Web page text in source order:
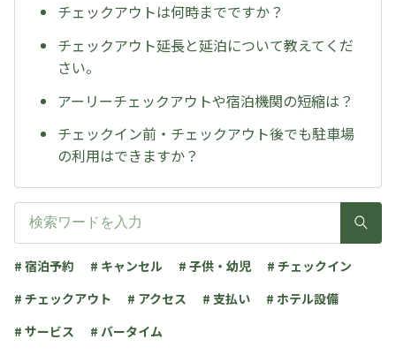
チェックアウトは何時までですか？
チェックアウト延長と延泊について教えてくだ
さい。
アーリーチェックアウトや宿泊機関の短縮は？
チェックイン前・チェックアウト後でも駐車場
の利用はできますか？
# 宿泊予約 # キャンセル # 子供・幼児
# チェックイン
# チェックアウト
# アクセス # 支払い
# ホテル設備
# サービス
# バータイム